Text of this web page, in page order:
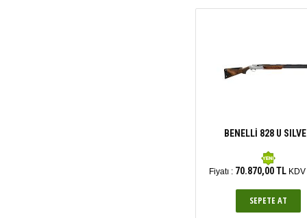
BENELLİ 828 U
Fiyatı : 70.870,00 TLKDV